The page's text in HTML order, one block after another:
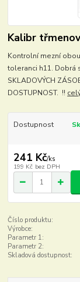
Kalibr
Kontrolní mezní
toleranci h11. Dobrá
SKLADOVÝCH
DOSTUPNOST. !!
Dostupnost
241 Kč/ks
199 Kč bez DPH
Číslo produktu:
Výrobce:
Parametr 1:
Parametr 2:
Skladová dostupnost: